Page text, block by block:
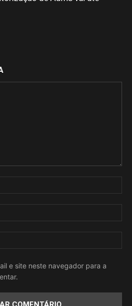
e site neste navegador para a